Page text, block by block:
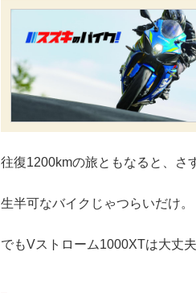
往復1200kmの旅ともなると、さ
生半可なバイクじゃつらいだけ。
でもVストローム1000XTは大丈